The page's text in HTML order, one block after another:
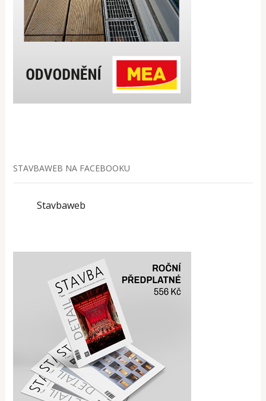
STAVBAWEB NA FACEBOOKU
Stavbaweb